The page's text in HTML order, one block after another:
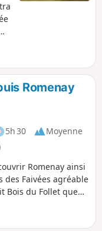
Romenay
5h 30
Moyenne
Romenay ainsi
des Faivées agréable
Bois du Follet que